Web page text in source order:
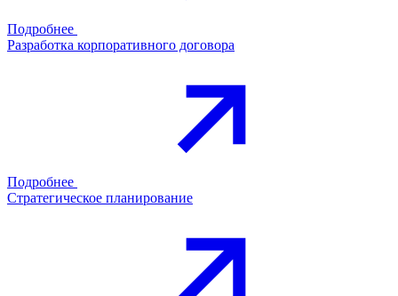
Подробнее
Разработка корпоративного договора
Подробнее
Стратегическое планирование